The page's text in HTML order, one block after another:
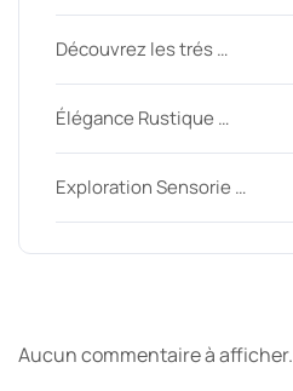
Découvrez les trés …
Élégance Rustique …
Exploration Sensorie …
Aucun commentaire à afficher.